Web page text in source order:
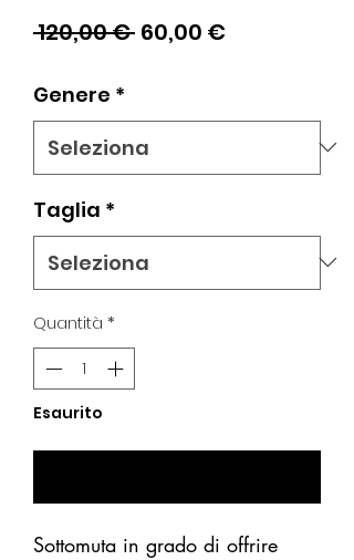
120,00 € Prezzo
60,00 €Prezzo
Genere *
Taglia *
Quantità *
Esaurito
Sottomuta in grado di offrire